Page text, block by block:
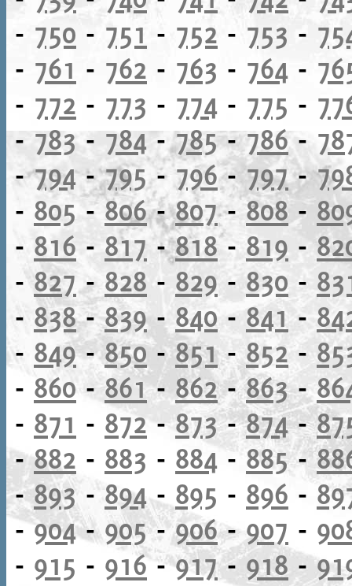
- 750 - 751 - 752 - 753 -
- 761 - 762 - 763 - 764 -
- 772 - 773 - 774 - 775 -
-783-784-785-786-
-794-795-796-797-
- 805 -806-807-808-
- 816- 817 -818-819 -
-827-828 - 829 - 830 -
- 838-839-840 - 841 -
- 849-850-851- 852-
- 860 -861- 862-863-
- 871 - 872-873-874-
-882 - 883 - 884- 885-
-893-894- 895 - 896 -
-904-905-906-907 -
- 915 - 916-917-918 -